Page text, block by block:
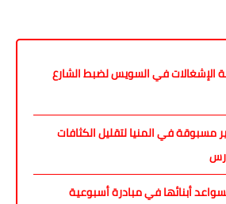
الإشغالات في السويس لضبط الشارع
مسبوقة في المنيا لتقليل الكثافات
أبنائها في مبادرة أسبوعية